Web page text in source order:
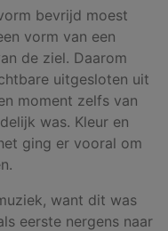
bevrijd moest
vorm van een
de ziel. Daarom
uitgesloten uit
moment zelfs van
was. Kleur en
ging er vooral om
want dit was
eerste nergens naar